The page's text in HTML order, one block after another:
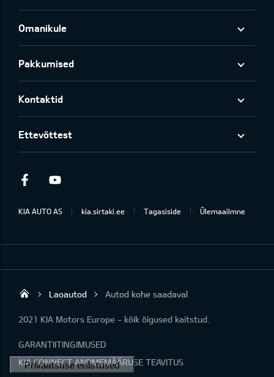
Omanikule
Pakkumised
Kontaktid
Ettevõttest
Facebook
KIA AUTO AS kia.sirtaki.ee Tagasiside Ülemaailmne
Sirtaki OÜ
Laoautod Autod kohe saadaval
2021 KIA Motors Europe - kõik õigused kaitstud.
GARANTIITINGIMUSED
KIA CONNECT ANDMEMÄÄRUSE TEAVITUS